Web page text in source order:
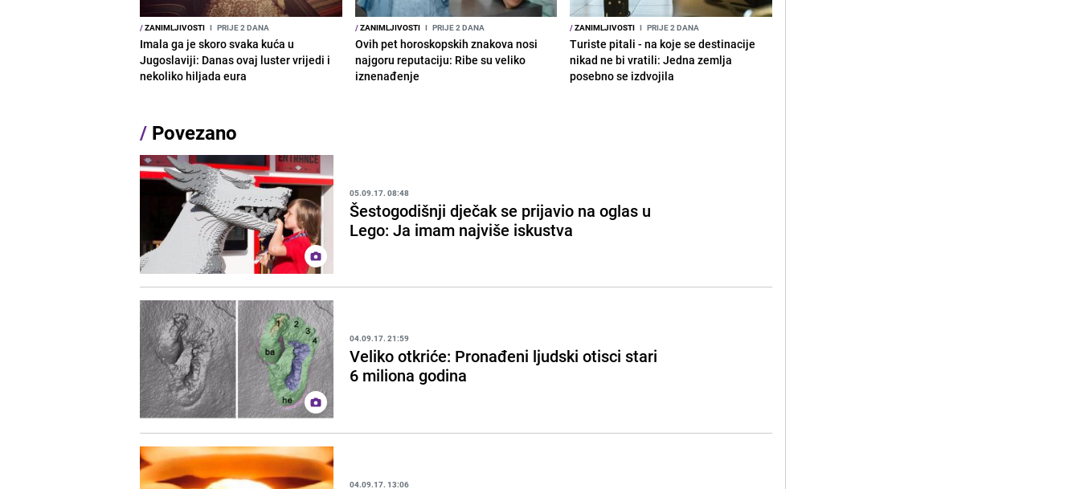
/ZANIMLJIVOSTI I PRIJE 2 DANA
Imala ga je skoro svaka kuća u
Jugoslaviji: Danas ovaj luster vrijedi i
nekoliko hiljada eura
/ZANIMLJIVOSTI I PRIJE 2 DANA
Ovih pet horoskopskih znakova nosi
najgoru reputaciju: Ribe su veliko
iznenađenje
/ZANIMLJIVOSTI I PRIJE 2 DANA
Turiste pitali - na koje se destinacije
nikad ne bi vratili: Jedna zemlja
posebno se izdvojila
/ Povezano
05.09.17. 08:48
Šestogodišnji dječak se prijavio na oglas u
Lego: Ja imam najviše iskustva
04.09.17. 21:59
Veliko otkriće: Pronađeni ljudski otisci stari
6 miliona godina
04.09.17. 13:06